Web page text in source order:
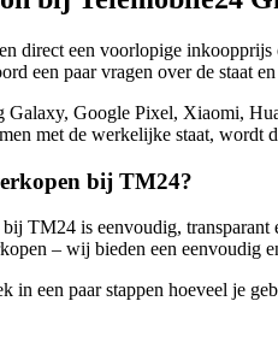
direct een voorlopige
een paar vragen over de staat
Galaxy, Google Pixel, Xiaomi,
met de werkelijke staat,
bij TM24?
TM24 is eenvoudig,
– wij bieden een eenvoudig
in een paar stappen hoeveel je